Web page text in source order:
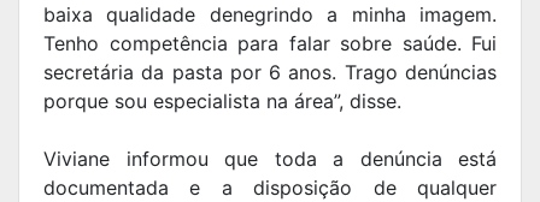
baixa qualidade denegrindo a minha imagem.
Tenho competência para falar sobre saúde. Fui
secretária da pasta por 6 anos. Trago denúncias
porque sou especialista na área”, disse.
Viviane informou que toda a denúncia está
documentada e a disposição de qualquer